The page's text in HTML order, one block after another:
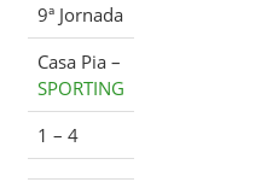
9ª Jornada
Casa Pia –
SPORTING
1 – 4